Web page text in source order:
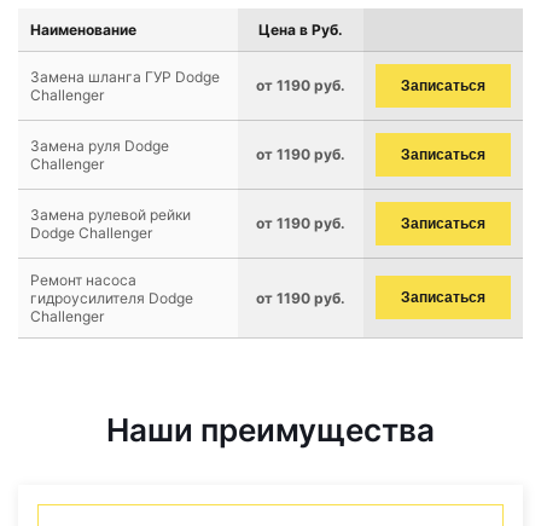
Наименование Цена в Руб.
Замена шланга ГУР Dodge
Challenger
от 1190 руб. Записаться
Замена руля Dodge
Challenger
от 1190 руб. Записаться
Замена рулевой рейки
Dodge Challenger
от 1190 руб. Записаться
Ремонт насоса
гидроусилителя Dodge
Challenger
от 1190 руб. Записаться
Наши преимущества